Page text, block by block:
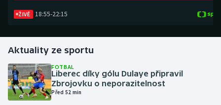
Gymnastika
Házená
Jezdectví
ŽIVĚ 18:55-22:15
Aktuality ze sportu
FOTBAL
Liberec díky gólu Dulaye připravil
Zbrojovku o neporazitelnost
Před 52 min